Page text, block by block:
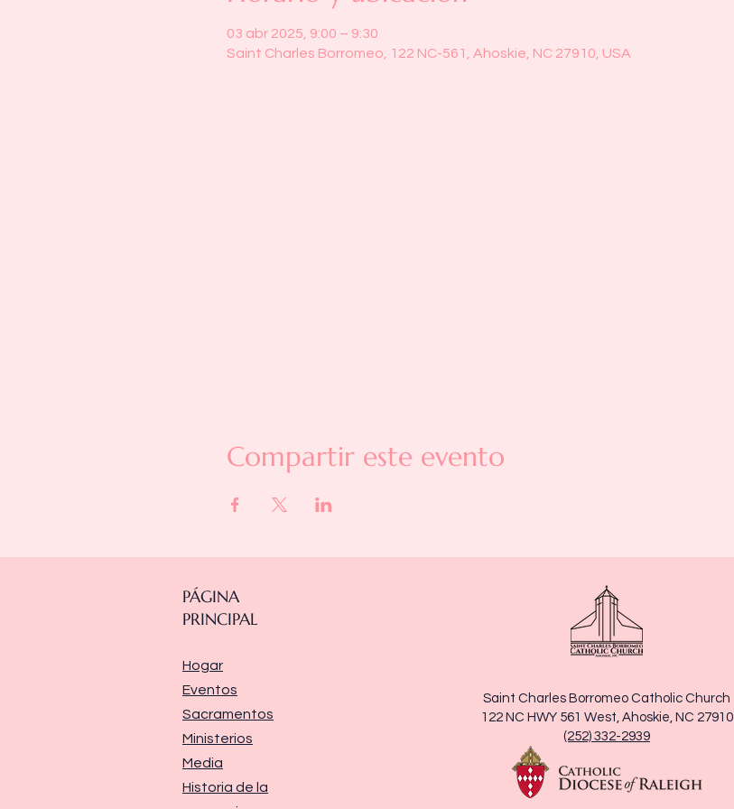
03 abr 2025, 9:00 – 9:30
Saint Charles Borromeo, 122 NC-561, Ahoskie, NC 27910, USA
Compartir este evento
PÁGINA
PRINCIPAL
Hogar
Eventos
Sacramentos
Ministerios
Media
Historia de la
Saint Charles Borromeo Catholic Church
122 NC HWY 561 West, Ahoskie, NC 27910
(252) 332-2939